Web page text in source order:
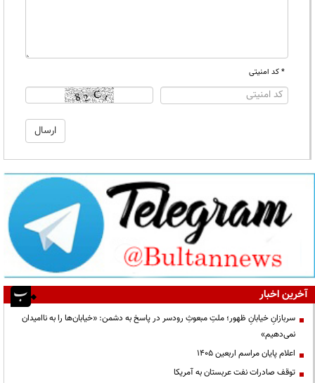
* کد امنیتی
آخرین اخبار
سربازانِ خیابانِ ظهور؛ ملتِ مبعوثِ رودسر در پاسخ به دشمن: «خیابان‌ها را به ناامیدان
نمی‌دهیم»
اعلام پایان مراسم اربعین ۱۴۰۵
توقف صادرات نفت عربستان به آمریکا